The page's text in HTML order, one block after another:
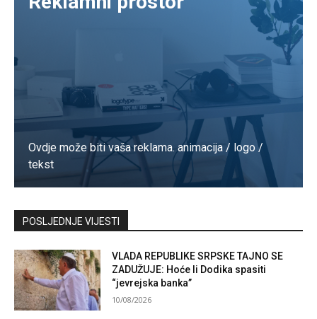
Ovdje može biti vaša reklama. animacija / logo /
tekst
Kontaktirajte nas
POSLJEDNJE VIJESTI
VLADA REPUBLIKE SRPSKE TAJNO SE
ZADUŽUJE: Hoće li Dodika spasiti
“jevrejska banka”
10/08/2026